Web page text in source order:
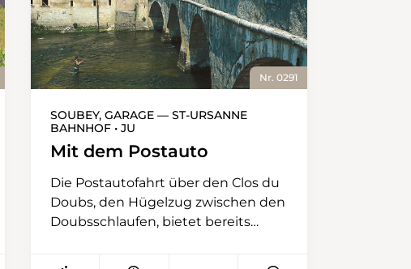
Nr. 0291
SOUBEY, GARAGE — ST-URSANNE
BAHNHOF • JU
Mit dem Postauto
Die Postautofahrt über den Clos du
Doubs, den Hügelzug zwischen den
Doubsschlaufen, bietet bereits